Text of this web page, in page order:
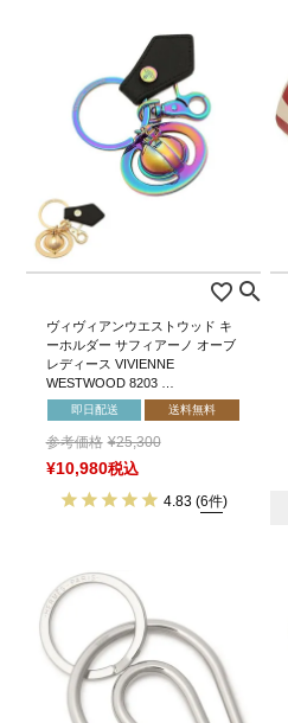
ヴィヴィアンウエストウッド キ
ーホルダー サフィアーノ オーブ
レディース VIVIENNE
WESTWOOD 8203 …
即日配送 送料無料
参考価格 ¥25,300
¥10,980税込
4.83 (6件)